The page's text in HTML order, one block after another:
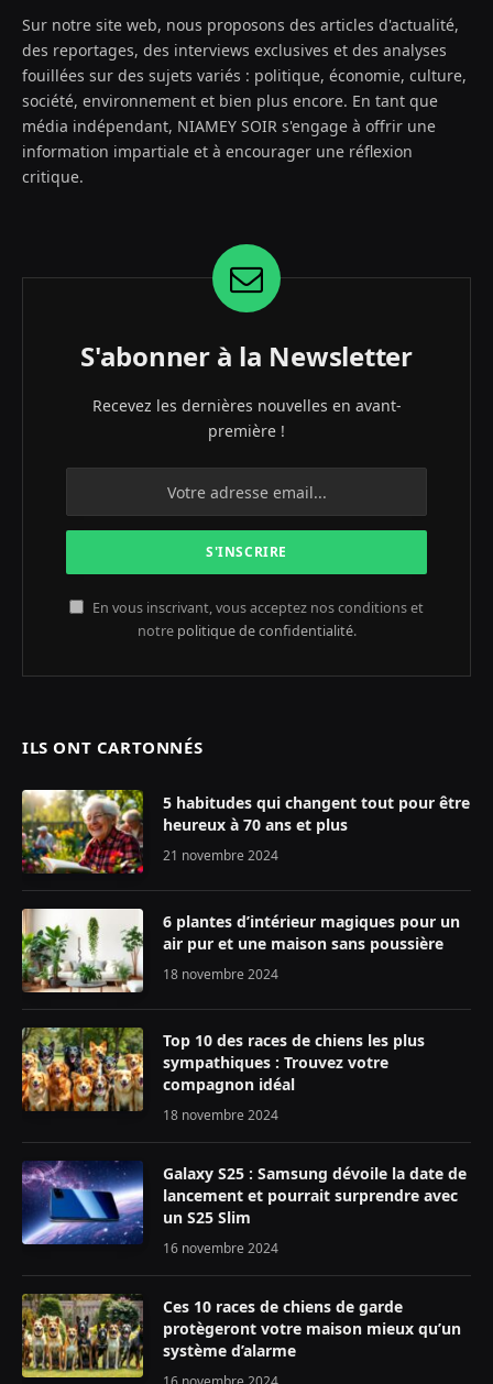
Sur notre site web, nous proposons des articles d'actualité,
des reportages, des interviews exclusives et des analyses
fouillées sur des sujets variés : politique, économie, culture,
société, environnement et bien plus encore. En tant que
média indépendant, NIAMEY SOIR s'engage à offrir une
information impartiale et à encourager une réflexion
critique.
S'abonner à la Newsletter
Recevez les dernières nouvelles en avant-
première !
En vous inscrivant, vous acceptez nos conditions et
notre politique de confidentialité.
ILS ONT CARTONNÉS
5 habitudes qui changent tout pour être
heureux à 70 ans et plus
21 novembre 2024
6 plantes d’intérieur magiques pour un
air pur et une maison sans poussière
18 novembre 2024
Top 10 des races de chiens les plus
sympathiques : Trouvez votre
compagnon idéal
18 novembre 2024
Galaxy S25 : Samsung dévoile la date de
lancement et pourrait surprendre avec
un S25 Slim
16 novembre 2024
Ces 10 races de chiens de garde
protègeront votre maison mieux qu’un
système d’alarme